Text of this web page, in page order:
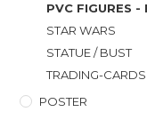
PVC FIGURES
STAR WARS
STATUE / BUST
TRADING-CARDS
POSTER